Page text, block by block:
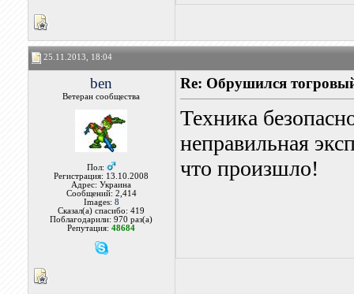
25.11.2013, 18:04
ben
Ветеран сообщества
Пол:
Регистрация: 13.10.2008
Адрес: Украина
Сообщений: 2,414
Images: 8
Сказал(а) спасибо: 419
Поблагодарили: 970 раз(а)
Репутация:48684
Re: Обрушился
Техника
неправильная
что произшло!